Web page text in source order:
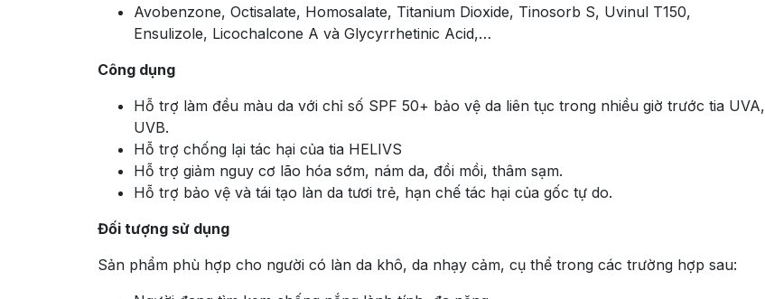
Avobenzone, Octisalate, Homosalate, Titanium Dioxide, Tinosorb S, Uvinul T150,
Ensulizole, Licochalcone A và Glycyrrhetinic Acid,…
Công dụng
Hỗ trợ làm đều màu da với chỉ số SPF 50+ bảo vệ da liên tục trong nhiều giờ trước tia UVA,
UVB.
Hỗ trợ chống lại tác hại của tia HELIVS
Hỗ trợ giảm nguy cơ lão hóa sớm, nám da, đồi mồi, thâm sạm.
Hỗ trợ bảo vệ và tái tạo làn da tươi trẻ, hạn chế tác hại của gốc tự do.
Đối tượng sử dụng
Sản phẩm phù hợp cho người có làn da khô, da nhạy cảm, cụ thể trong các trường hợp sau: